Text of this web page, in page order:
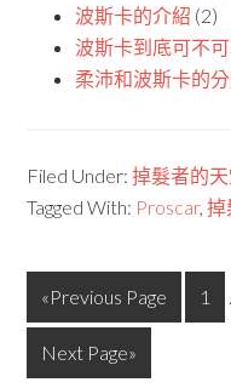
波斯卡的介紹 (2)
波斯卡到底可不可
柔沛和波斯卡的
Filed Under:掉髮者的
Tagged With: Proscar,掉
«Previous Page 1
Next Page»